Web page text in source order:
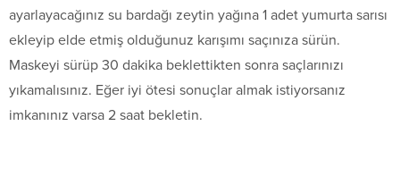
ayarlayacağınız su bardağı zeytin yağına 1 adet yumurta sarısı
ekleyip elde etmiş olduğunuz karışımı saçınıza sürün.
Maskeyi sürüp 30 dakika beklettikten sonra saçlarınızı
yıkamalısınız. Eğer iyi ötesi sonuçlar almak istiyorsanız
imkanınız varsa 2 saat bekletin.